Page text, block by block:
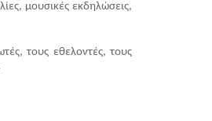
μουσικές εκδηλώσεις,
τους εθελοντές, τους